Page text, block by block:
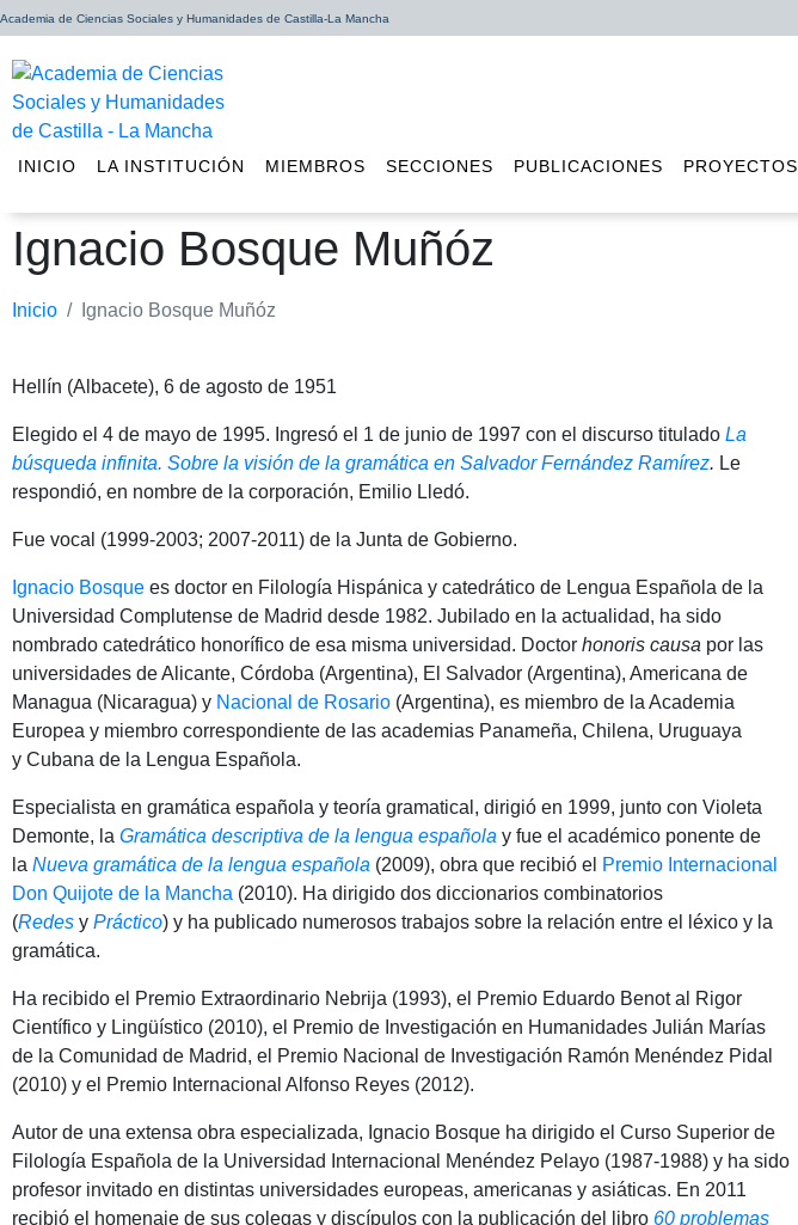
Academia de Ciencias Sociales y Humanidades de Castilla-La Mancha
INICIO LA INSTITUCIÓN MIEMBROS SECCIONES PUBLICACIONES PROYECTOS
Ignacio Bosque Muñóz
Inicio Ignacio Bosque Muñóz
Hellín (Albacete), 6 de agosto de 1951
Elegido el 4 de mayo de 1995. Ingresó el 1 de junio de 1997 con el discurso titulado La
búsqueda infinita. Sobre la visión de la gramática en Salvador Fernández Ramírez. Le
respondió, en nombre de la corporación, Emilio Lledó.
Fue vocal (1999-2003; 2007-2011) de la Junta de Gobierno.
Ignacio Bosque es doctor en Filología Hispánica y catedrático de Lengua Española de la
Universidad Complutense de Madrid desde 1982. Jubilado en la actualidad, ha sido
nombrado catedrático honorífico de esa misma universidad. Doctor honoris causa por las
universidades de Alicante, Córdoba (Argentina), El Salvador (Argentina), Americana de
Managua (Nicaragua) y Nacional de Rosario (Argentina), es miembro de la Academia
Europea y miembro correspondiente de las academias Panameña, Chilena, Uruguaya
y Cubana de la Lengua Española.
Especialista en gramática española y teoría gramatical, dirigió en 1999, junto con Violeta
Demonte, la Gramática descriptiva de la lengua española y fue el académico ponente de
la Nueva gramática de la lengua española (2009), obra que recibió el Premio Internacional
Don Quijote de la Mancha (2010). Ha dirigido dos diccionarios combinatorios
(Redes y Práctico) y ha publicado numerosos trabajos sobre la relación entre el léxico y la
gramática.
Ha recibido el Premio Extraordinario Nebrija (1993), el Premio Eduardo Benot al Rigor
Científico y Lingüístico (2010), el Premio de Investigación en Humanidades Julián Marías
de la Comunidad de Madrid, el Premio Nacional de Investigación Ramón Menéndez Pidal
(2010) y el Premio Internacional Alfonso Reyes (2012).
Autor de una extensa obra especializada, Ignacio Bosque ha dirigido el Curso Superior de
Filología Española de la Universidad Internacional Menéndez Pelayo (1987-1988) y ha sido
profesor invitado en distintas universidades europeas, americanas y asiáticas. En 2011
recibió el homenaje de sus colegas y discípulos con la publicación del libro 60 problemas